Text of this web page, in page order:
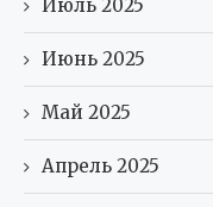
Июль 2025
Июнь 2025
Май 2025
Апрель 2025